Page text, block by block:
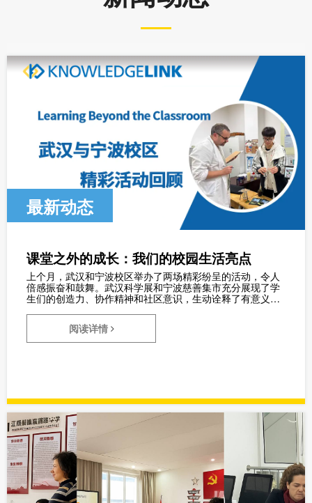
最新动态
课堂之外的成长：我们的校园生活亮点
上个月，武汉和宁波校区举办了两场精彩纷呈的活动，令人
倍感振奋和鼓舞。武汉科学展和宁波慈善集市充分展现了学
生们的创造力、协作精神和社区意识，生动诠释了有意义的
阅读详情